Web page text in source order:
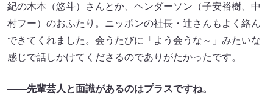
紀の木本（悠斗）さんとか、ヘンダーソン（子安裕樹、中
村フー）のおふたり。ニッポンの社長・辻さんもよく絡ん
できてくれました。会うたびに「よう会うな～」みたいな
感じで話しかけてくださるのでありがたかったです。
——先輩芸人と面識があるのはプラスですね。